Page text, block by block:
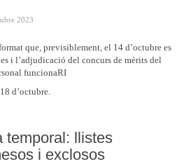
2023
que, previsiblement, el 14 d’octubre es
i l’adjudicació del concurs de mèrits del
funcionaRI
d’octubre.
temporal: llistes
i exclosos